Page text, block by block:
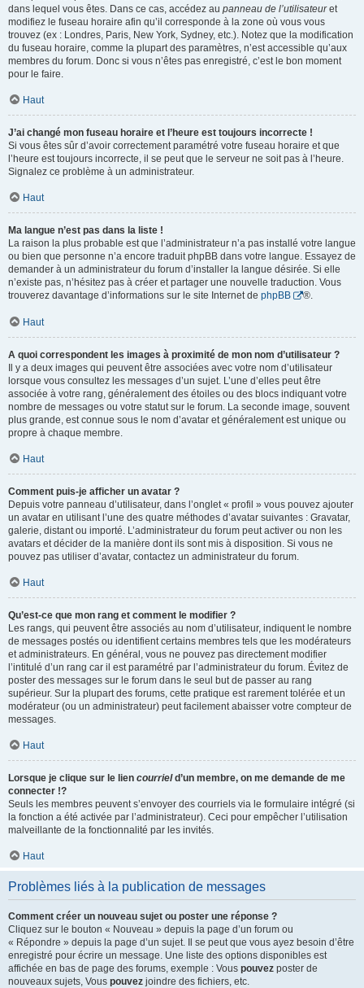
dans lequel vous êtes. Dans ce cas, accédez au panneau de l’utilisateuret
modifiez le fuseau horaire afin qu’il corresponde à la zone où vous vous
trouvez (ex : Londres, Paris, New York, Sydney, etc.). Notez que la modification
du fuseau horaire, comme la plupart des paramètres, n’est accessible qu’aux
membres du forum. Donc si vous n’êtes pas enregistré, c’est le bon moment
pour le faire.
Haut
J’ai changé mon fuseau horaire et l’heure est toujours incorrecte !
Si vous êtes sûr d’avoir correctement paramétré votre fuseau horaire et que
l’heure est toujours incorrecte, il se peut que le serveur ne soit pas à l’heure.
Signalez ce problème à un administrateur.
Haut
Ma langue n’est pas dans la liste !
La raison la plus probable est que l’administrateur n’a pas installé votre langue
ou bien que personne n’a encore traduit phpBB dans votre langue. Essayez de
demander à un administrateur du forum d’installer la langue désirée. Si elle
n’existe pas, n’hésitez pas à créer et partager une nouvelle traduction. Vous
trouverez davantage d’informations sur le site Internet de phpBB ®.
Haut
A quoi correspondent les images à proximité de mon nom d’utilisateur ?
Il y a deux images qui peuvent être associées avec votre nom d’utilisateur
lorsque vous consultez les messages d’un sujet. L’une d’elles peut être
associée à votre rang, généralement des étoiles ou des blocs indiquant votre
nombre de messages ou votre statut sur le forum. La seconde image, souvent
plus grande, est connue sous le nom d’avatar et généralement est unique ou
propre à chaque membre.
Haut
Comment puis-je afficher un avatar ?
Depuis votre panneau d’utilisateur, dans l’onglet « profil » vous pouvez ajouter
un avatar en utilisant l’une des quatre méthodes d’avatar suivantes : Gravatar,
galerie, distant ou importé. L’administrateur du forum peut activer ou non les
avatars et décider de la manière dont ils sont mis à disposition. Si vous ne
pouvez pas utiliser d’avatar, contactez un administrateur du forum.
Haut
Qu’est-ce que mon rang et comment le modifier ?
Les rangs, qui peuvent être associés au nom d’utilisateur, indiquent le nombre
de messages postés ou identifient certains membres tels que les modérateurs
et administrateurs. En général, vous ne pouvez pas directement modifier
l’intitulé d’un rang car il est paramétré par l’administrateur du forum. Évitez de
poster des messages sur le forum dans le seul but de passer au rang
supérieur. Sur la plupart des forums, cette pratique est rarement tolérée et un
modérateur (ou un administrateur) peut facilement abaisser votre compteur de
messages.
Haut
Lorsque je clique sur le lien courrield’un membre, on me demande de me
connecter !?
Seuls les membres peuvent s’envoyer des courriels via le formulaire intégré (si
la fonction a été activée par l’administrateur). Ceci pour empêcher l’utilisation
malveillante de la fonctionnalité par les invités.
Haut
Problèmes liés à la publication de messages
Comment créer un nouveau sujet ou poster une réponse ?
Cliquez sur le bouton « Nouveau » depuis la page d’un forum ou
« Répondre » depuis la page d’un sujet. Il se peut que vous ayez besoin d’être
enregistré pour écrire un message. Une liste des options disponibles est
affichée en bas de page des forums, exemple : Vous pouvez poster de
nouveaux sujets, Vous pouvez joindre des fichiers, etc.